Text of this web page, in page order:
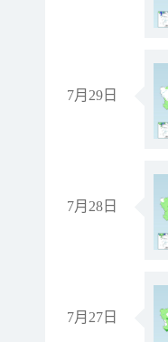
7月29日
7月28日
7月27日